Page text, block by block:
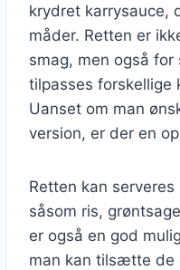
krydret karrysauce,
måder. Retten er
smag, men også
tilpasses forskellige
Uanset om man
version, er der en
Retten kan
såsom ris,
er også en god
man kan tilsætte de